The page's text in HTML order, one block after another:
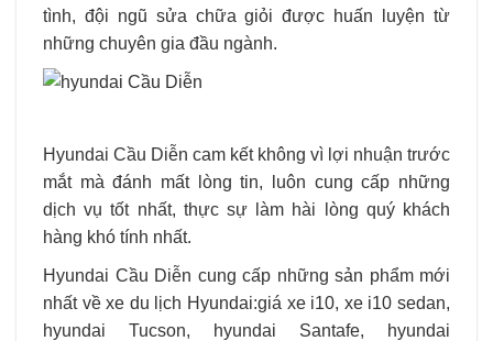
tình, đội ngũ sửa chữa giỏi được huấn luyện từ
những chuyên gia đầu ngành.
Hyundai Cầu Diễn cam kết không vì lợi nhuận trước
mắt mà đánh mất lòng tin, luôn cung cấp những
dịch vụ tốt nhất, thực sự làm hài lòng quý khách
hàng khó tính nhất.
Hyundai Cầu Diễn cung cấp những sản phẩm mới
nhất về xe du lịch Hyundai:giá xe i10, xe i10 sedan,
hyundai Tucson, hyundai Santafe, hyundai